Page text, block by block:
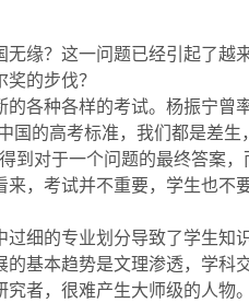
缘？这一问题已经引起了越
的步伐？
各种各样的考试。杨振宁曾
国的高考标准，我们都是差生
到对于一个问题的最终答案
，考试并不重要，学生也不
细的专业划分导致了学生知
基本趋势是文理渗透，学科
者，很难产生大师级的人物